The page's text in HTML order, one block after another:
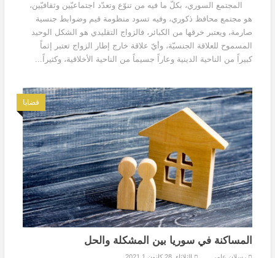
المجتمع السوري، بكلّ ما فيه من تنوّع وتعدّد اجتماعيّين وثقافيّين،
هو مجتمع محافظ ذكوري، وفيه تسود منظومة قيم وضوابط جنسية
صارمة، ويعتبر خرقها من الكبائر، فالزواج التقليدي هو الشكل الوحيد
المسموح للعلاقة الجنسيّة، وأيّ علاقة خارج إطار الزواج تعتبر إثماً
كبيراً من الناحية الدينية وعاراً جسيماً من الناحية الأخلاقية، وكثيراً...
قضايا
المساكنة في سوريا بين المشكلة والحل